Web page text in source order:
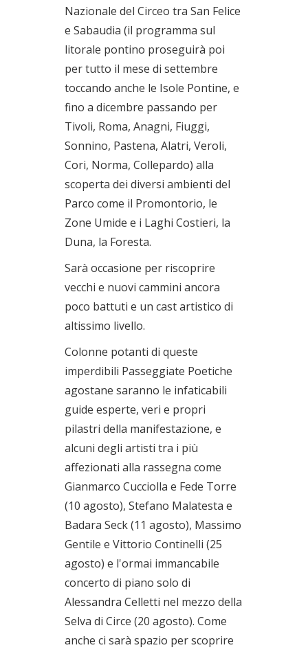
Nazionale del Circeo tra San Felice
e Sabaudia (il programma sul
litorale pontino proseguirà poi
per tutto il mese di settembre
toccando anche le Isole Pontine, e
fino a dicembre passando per
Tivoli, Roma, Anagni, Fiuggi,
Sonnino, Pastena, Alatri, Veroli,
Cori, Norma, Collepardo) alla
scoperta dei diversi ambienti del
Parco come il Promontorio, le
Zone Umide e i Laghi Costieri, la
Duna, la Foresta.
Sarà occasione per riscoprire
vecchi e nuovi cammini ancora
poco battuti e un cast artistico di
altissimo livello.
Colonne potanti di queste
imperdibili Passeggiate Poetiche
agostane saranno le infaticabili
guide esperte, veri e propri
pilastri della manifestazione, e
alcuni degli artisti tra i più
affezionati alla rassegna come
Gianmarco Cucciolla e Fede Torre
(10 agosto), Stefano Malatesta e
Badara Seck (11 agosto), Massimo
Gentile e Vittorio Continelli (25
agosto) e l'ormai immancabile
concerto di piano solo di
Alessandra Celletti nel mezzo della
Selva di Circe (20 agosto). Come
anche ci sarà spazio per scoprire